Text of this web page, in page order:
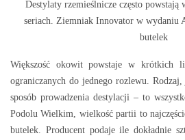
Destylaty rzemieślnicze często
seriach. Ziemniak Innovator w wydaniu
butelek
Większość okowit powstaje w krótkich
ograniczanych do jednego rozlewu.
sposób prowadzenia destylacji – to
Podolu Wielkim, wielkość partii to
butelek. Producent podaje ile dokładnie